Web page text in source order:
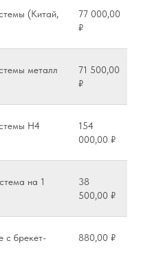
(Китай,
77 000,00
₽
металл
71 500,00
₽
Н4
154
000,00 ₽
на 1
38
500,00 ₽
с брекет-
880,00 ₽